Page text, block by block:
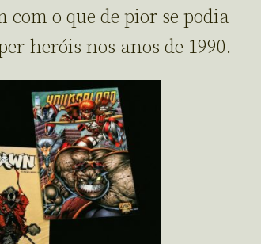
o que de pior se podia
heróis nos anos de 1990.